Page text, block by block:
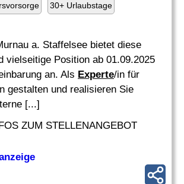
30+ Urlaubstage
a. Staffelsee bietet diese
vielseitige Position ab 01.09.2025
an. Als Experte/in für
gestalten und realisieren Sie
[...]
ZUM STELLENANGEBOT